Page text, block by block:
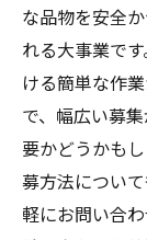
な品物を安全
れる大事業で
ける簡単な作
で、幅広い募
要かどうかも
募方法につい
軽にお問い合